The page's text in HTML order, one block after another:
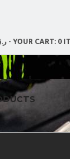
YOUR CART: 0
- ر.ق